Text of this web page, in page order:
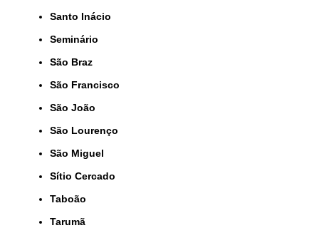
Santo Inácio
Seminário
São Braz
São Francisco
São João
São Lourenço
São Miguel
Sítio Cercado
Taboão
Tarumã